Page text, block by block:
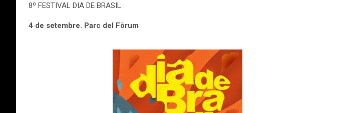
8º FESTIVAL DIA DE BRASIL
4 de setembre. Parc del Fòrum